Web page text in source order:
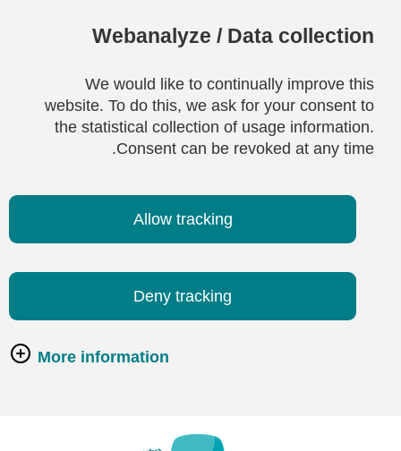
Webanalyze / Data collection
We would like to continually improve this
website. To do this, we ask for your consent to
the statistical collection of usage information.
Consent can be revoked at any time.
Allow tracking
Deny tracking
More information